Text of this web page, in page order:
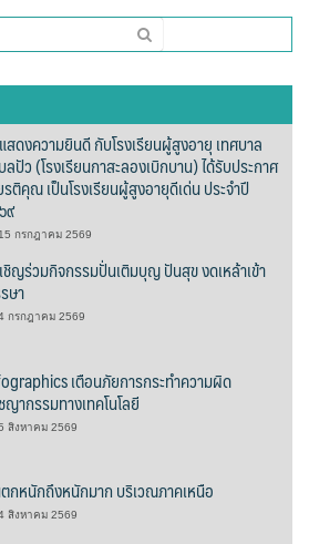
& Cafe’ @Pua
สดงความยินดี กับโรงเรียนผู้สูงอายุ เทศบาล
ลปัว (โรงเรียนกาสะลองเบิกบาน) ได้รับประกาศ
รติคุณ เป็นโรงเรียนผู้สูงอายุดีเด่น ประจำปี
๙
กรกฎาคม 2569
ชิญร่วมกิจกรรมปั่นเติมบุญ ปันสุข งดเหล้าเข้า
ษา
กรกฎาคม 2569
เตือนภัยการกระทำความผิด
ญากรรมทางเทคโนโลยี
สิงหาคม 2569
กหนักถึงหนักมาก บริเวณภาคเหนือ
สิงหาคม 2569